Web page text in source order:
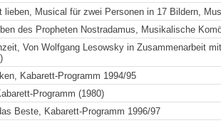
lieben, Musical für zwei Personen in 17 Bildern,
des Propheten Nostradamus, Musikalische
Von Wolfgang Lesowsky in Zusammenarbeit
Kabarett-Programm 1994/95
Programm (1980)
Beste, Kabarett-Programm 1996/97